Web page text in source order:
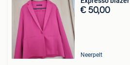
€ 50,00
Neerpelt